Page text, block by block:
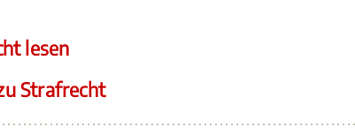
lesen
Strafrecht